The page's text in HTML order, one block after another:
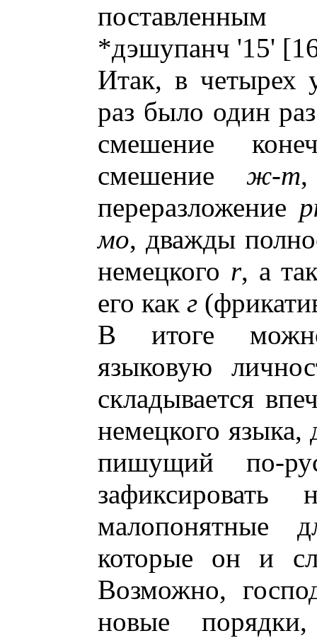
*дэшупанч '15'
Итак, в четырех
раз было один
смешение
смешение ж-т,
переразложение
мо, дважды
немецкого r, а
его как г
В итоге
языковую
складывается
немецкого
пишущий по-
малопонятные
которые он и
Возможно,
новые